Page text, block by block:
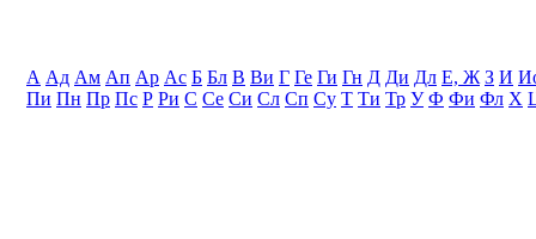
А Ад Ам Ап Ар Ас Б Бл В Ви Г Ге Ги Гн Д Ди Дл Е, Ж З И
Пи Пн Пр Пс Р Ри С Се Си Сл Сп Су Т Ти Тр У Ф Фи Фл Х